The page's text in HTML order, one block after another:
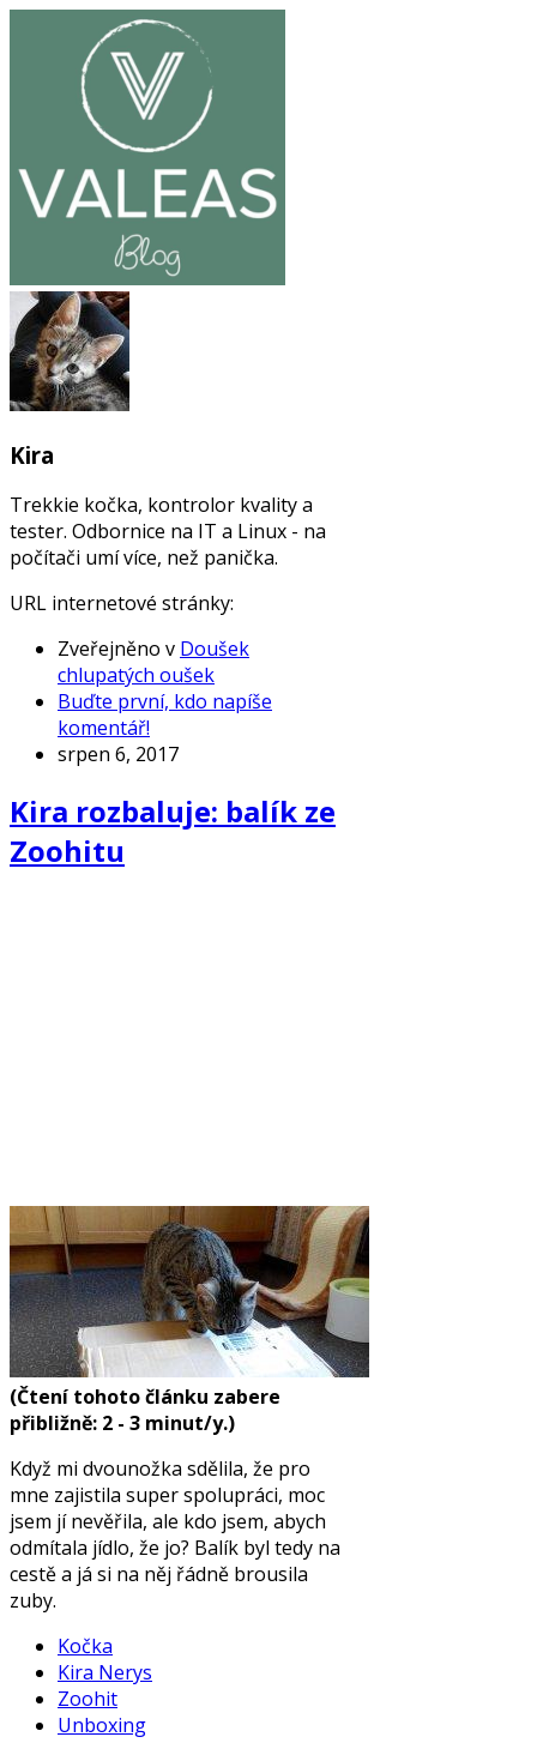
Kira
Trekkie kočka, kontrolor kvality a
tester. Odbornice na IT a Linux - na
počítači umí více, než panička.
URL internetové stránky:
Zveřejněno v Doušek
chlupatých oušek
Buďte první, kdo napíše
komentář!
srpen 6, 2017
Kira rozbaluje: balík ze
Zoohitu
(Čtení tohoto článku zabere
přibližně: 2 - 3 minut/y.)
Když mi dvounožka sdělila, že pro
mne zajistila super spolupráci, moc
jsem jí nevěřila, ale kdo jsem, abych
odmítala jídlo, že jo? Balík byl tedy na
cestě a já si na něj řádně brousila
zuby.
Kočka
Kira Nerys
Zoohit
Unboxing